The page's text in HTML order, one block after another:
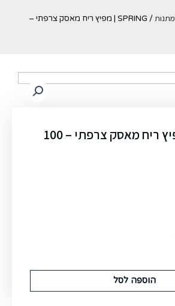
מתנות
/ SPRING | מפיץ ריח מאסק צרפתי –
SPRING | מפיץ ריח מאסק צרפתי – 100
הוספה לסל